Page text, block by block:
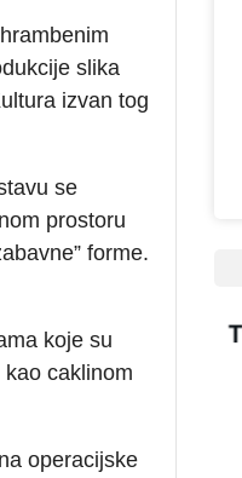
slika
izvan tog
se
prostoru
forme.
koje su
caklinom
operacijske